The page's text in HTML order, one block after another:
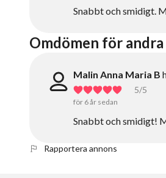
Snabbt och smidigt.
Omdömen för
Malin Anna Maria B
5/5
för 6 år sedan
Snabbt och smidigt!
Rapportera annons